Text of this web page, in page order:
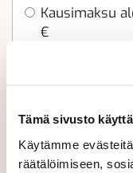
Tämä sivusto
Käytämme
räätälöimiseen,
Kausimaksu
€
Kausimaksu
Kausimaksu
Kausimaksu
790 €) (Aika: